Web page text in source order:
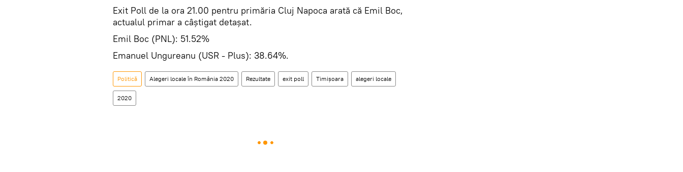
Exit Poll de la ora 21.00 pentru primăria Cluj Napoca arată că Emil Boc,
actualul primar a câștigat detașat.
Emil Boc (PNL): 51.52%
Emanuel Ungureanu (USR - Plus): 38.64%.
Politică Alegeri locale în România 2020 Rezultate exit poll Timișoara alegeri locale
2020